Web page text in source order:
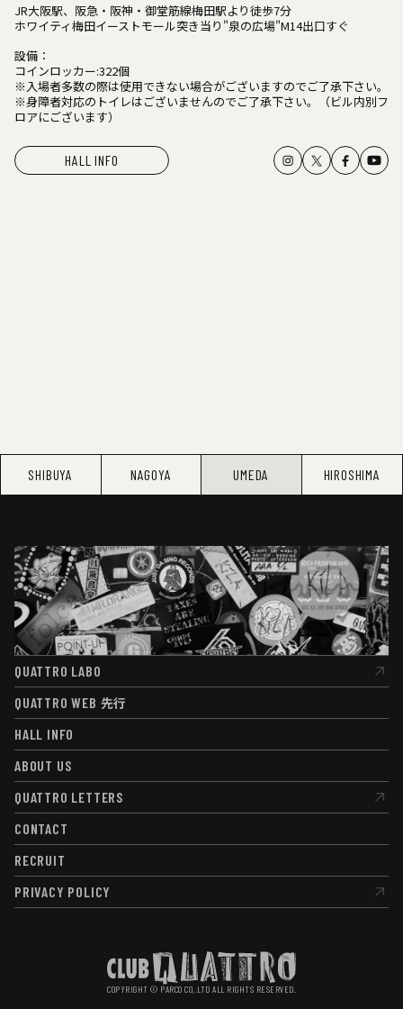
JR大阪駅、阪急・阪神・御堂筋線梅田駅より徒歩7分
ホワイティ梅田イーストモール突き当り"泉の広場"M14出口すぐ
設備：
コインロッカー:322個
※入場者多数の際は使用できない場合がございますのでご了承下さい。
※身障者対応のトイレはございませんのでご了承下さい。（ビル内別フ
ロアにございます）
HALL INFO
SHIBUYA NAGOYA UMEDA HIROSHIMA
QUATTRO LABO
QUATTRO LABO
QUATTRO WEB 先行
QUATTRO WEB先行
HALL INFO
HALL INFO
ABOUT US
ABOUT US
QUATTRO LETTERS
QUATTRO LETTERS
CONTACT
CONTACT
RECRUIT
RECRUIT
PRIVACY POLICY
PRIVACY POLICY
COPYRIGHT © PARCO CO,.LTD ALL RIGHTS RESERVED.